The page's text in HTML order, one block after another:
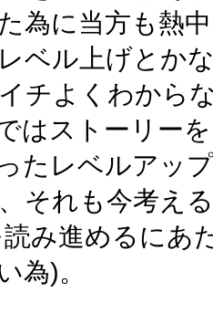
為に当方も熱
ベル上げとか
チよくわから
はストーリー
たレベルアッ
それも今考え
み進めるにあ
為)。